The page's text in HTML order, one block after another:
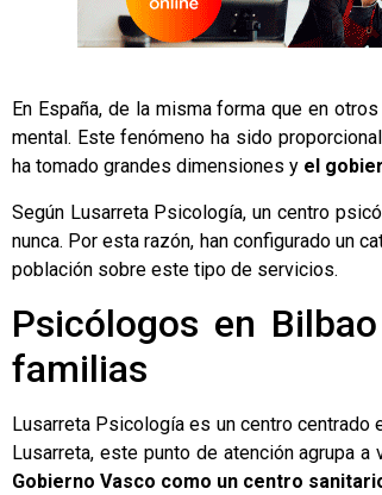
En España, de la misma forma que en
mental. Este fenómeno ha sido
ha tomado grandes dimensiones y el
Según Lusarreta Psicología, un centro
nunca. Por esta razón, han configurado un
población sobre este tipo de servicios.
Psicólogos en
familias
Lusarreta Psicología es un centro centrado
Lusarreta, este punto de atención agrupa
Gobierno Vasco como un centro